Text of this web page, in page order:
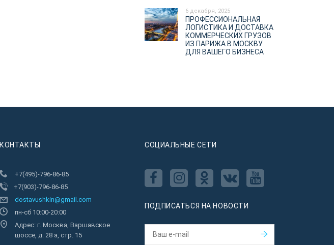
6 декабря, 2025
ПРОФЕССИОНАЛЬНАЯ
ЛОГИСТИКА И ДОСТАВКА
КОММЕРЧЕСКИХ ГРУЗОВ
ИЗ ПАРИЖА В МОСКВУ
ДЛЯ ВАШЕГО БИЗНЕСА
КОНТАКТЫ
+7(495)-796-86-85
+7(903)-796-86-85
dostavushkin@gmail.com
пн-сб 10:00-20:00
Адрес: г. Москва, Варшавское
шоссе, д. 28 а, стр. 15
CОЦИАЛЬНЫЕ СЕТИ
ПОДПИСАТЬСЯ НА НОВОСТИ